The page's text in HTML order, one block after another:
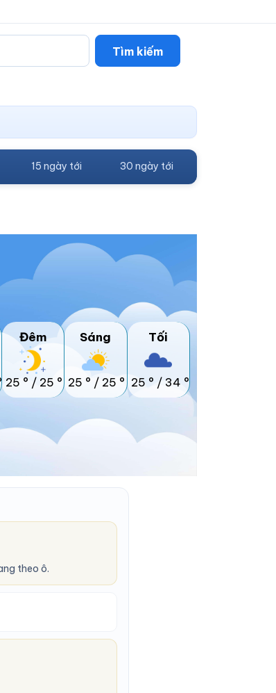
Tìm kiếm
15 ngày tới 30 ngày tới
Đêm
25 ° / 25 °
Sáng
25 ° / 25 °
Tối
25 ° / 34 °
theo ô.